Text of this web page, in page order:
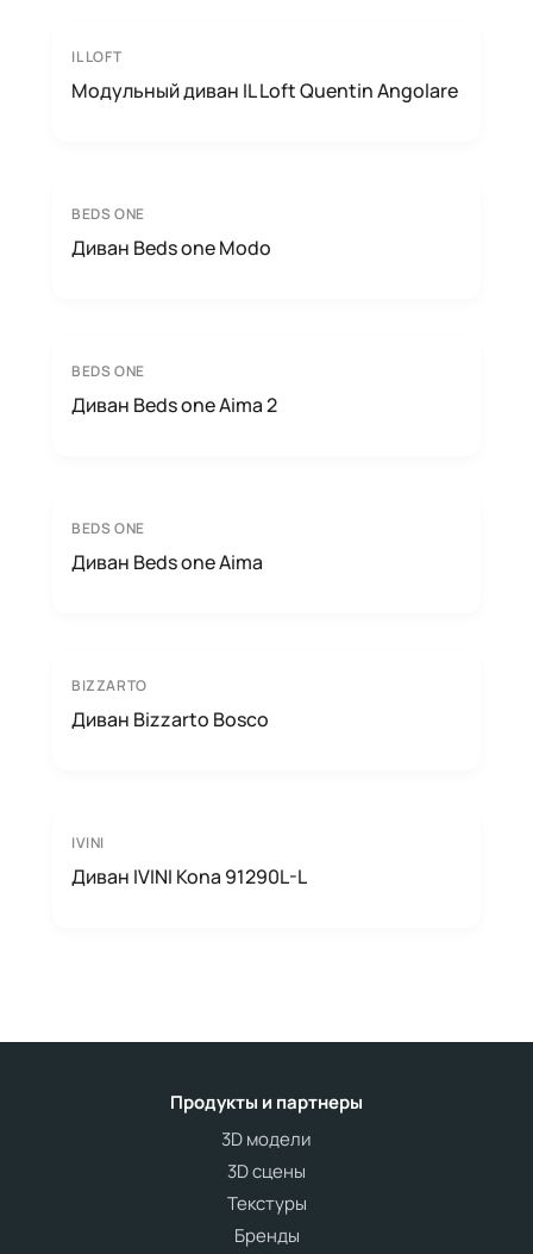
IL LOFT
Модульный диван IL Loft Quentin Angolare
BEDS ONE
Диван Beds one Modo
BEDS ONE
Диван Beds one Aima 2
BEDS ONE
Диван Beds one Aima
BIZZARTO
Диван Bizzarto Bosco
IVINI
Диван IVINI Kona 91290L-L
Продукты и партнеры
3D модели
3D сцены
Текстуры
Бренды